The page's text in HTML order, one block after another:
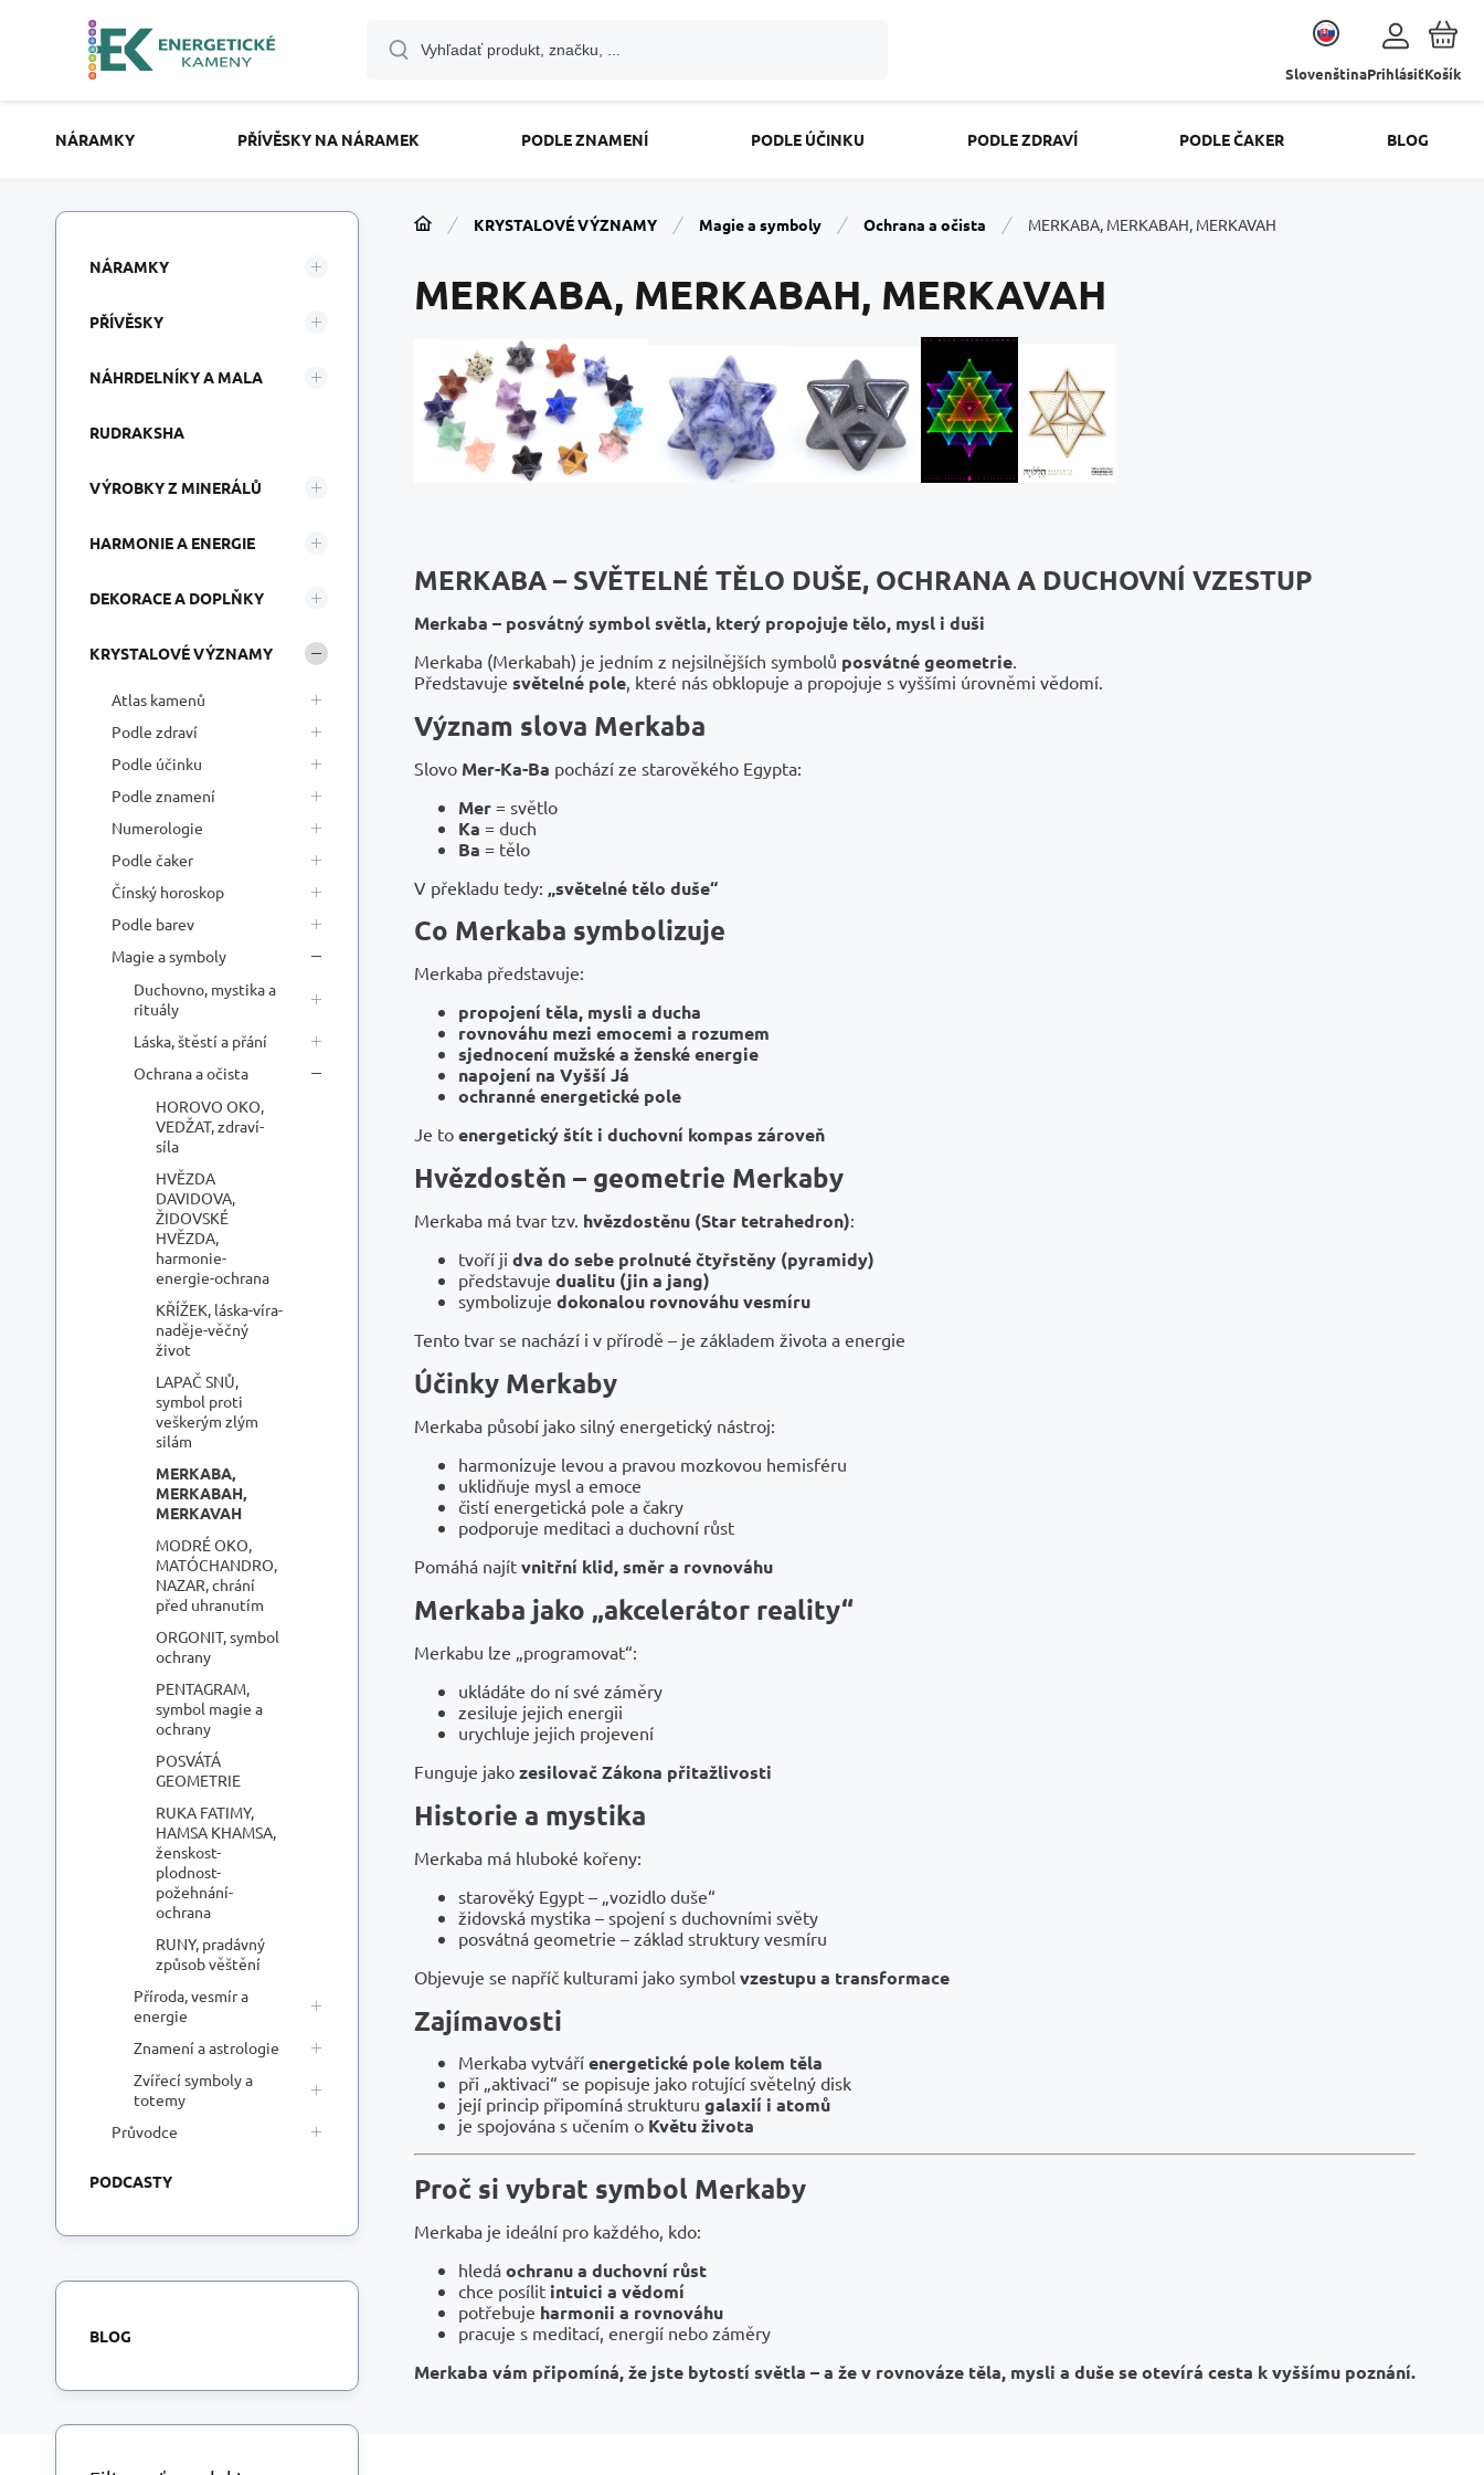
SlovenštinaPrihlásiťKošík
NÁRAMKY PŘÍVĚSKY NA NÁRAMEK PODLE ZNAMENÍ PODLE ÚČINKU PODLE ZDRAVÍ PODLE ČAKER BLOG
KRYSTALOVÉ VÝZNAMY Magie a symboly Ochrana a očista MERKABA, MERKABAH, MERKAVAH
MERKABA, MERKABAH, MERKAVAH
MERKABA – SVĚTELNÉ TĚLO DUŠE, OCHRANA A DUCHOVNÍ VZESTUP
Merkaba – posvátný symbol světla, který propojuje tělo, mysl i duši
Merkaba (Merkabah) je jedním z nejsilnějších symbolů posvátné geometrie
Představuje světelné pole , které nás obklopuje a propojuje s vyššími úrovněmi vědomí.
Význam slova Merkaba
Slovo Mer-Ka-Ba pochází ze starověkého Egypta:
Mer = světlo
Ka = duch
Ba = tělo
V překladu tedy: „světelné tělo duše“
Co Merkaba symbolizuje
Merkaba představuje:
propojení těla, mysli a ducha
rovnováhu mezi emocemi a rozumem
sjednocení mužské a ženské energie
napojení na Vyšší Já
ochranné energetické pole
Je to energetický štít i duchovní kompas zároveň
Hvězdostěn – geometrie Merkaby
Merkaba má tvar tzv. hvězdostěnu (Star tetrahedron):
tvoří ji dva do sebe prolnuté čtyřstěny (pyramidy)
představuje dualitu (jin a jang)
symbolizuje dokonalou rovnováhu vesmíru
Tento tvar se nachází i v přírodě – je základem života a energie
Účinky Merkaby
Merkaba působí jako silný energetický nástroj:
harmonizuje levou a pravou mozkovou hemisféru
uklidňuje mysl a emoce
čistí energetická pole a čakry
podporuje meditaci a duchovní růst
Pomáhá najít vnitřní klid, směr a rovnováhu
Merkaba jako „akcelerátor reality“
Merkabu lze „programovat“:
ukládáte do ní své záměry
zesiluje jejich energii
urychluje jejich projevení
Funguje jako zesilovač Zákona přitažlivosti
Historie a mystika
Merkaba má hluboké kořeny:
starověký Egypt – „vozidlo duše“
židovská mystika – spojení s duchovními světy
posvátná geometrie – základ struktury vesmíru
Objevuje se napříč kulturami jako symbol vzestupu a transformace
Zajímavosti
Merkaba vytváří energetické pole kolem těla
při „aktivaci“ se popisuje jako rotující světelný disk
její princip připomíná strukturu galaxií i atomů
je spojována s učením o Květu života
Proč si vybrat symbol Merkaby
Merkaba je ideální pro každého, kdo:
hledá ochranu a duchovní růst
chce posílit intuici a vědomí
potřebuje harmonii a rovnováhu
pracuje s meditací, energií nebo záměry
Merkaba vám připomíná, že jste bytostí světla – a že v rovnováze těla, mysli a duše se otevírá cesta k vyššímu poznání.
NÁRAMKY
PŘÍVĚSKY
NÁHRDELNÍKY A MALA
RUDRAKSHA
VÝROBKY Z MINERÁLŮ
HARMONIE A ENERGIE
DEKORACE A DOPLŇKY
KRYSTALOVÉ VÝZNAMY
Atlas kamenů
Podle zdraví
Podle účinku
Podle znamení
Numerologie
Podle čaker
Čínský horoskop
Podle barev
Magie a symboly
Duchovno, mystika a
rituály
Láska, štěstí a přání
Ochrana a očista
HOROVO OKO,
VEDŽAT, zdraví-
síla
HVĚZDA
DAVIDOVA,
ŽIDOVSKÉ
HVĚZDA,
harmonie-
energie-ochrana
KŘÍŽEK, láska-víra-
naděje-věčný
život
LAPAČ SNŮ,
symbol proti
veškerým zlým
silám
MERKABA,
MERKABAH,
MERKAVAH
MODRÉ OKO,
MATÓCHANDRO,
NAZAR, chrání
před uhranutím
ORGONIT, symbol
ochrany
PENTAGRAM,
symbol magie a
ochrany
POSVÁTÁ
GEOMETRIE
RUKA FATIMY,
HAMSA KHAMSA,
ženskost-
plodnost-
požehnání-
ochrana
RUNY, pradávný
způsob věštění
Příroda, vesmír a
energie
Znamení a astrologie
Zvířecí symboly a
totemy
Průvodce
PODCASTY
BLOG